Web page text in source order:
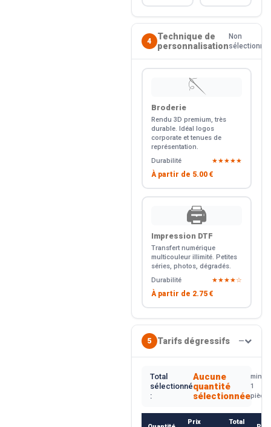
4
Technique de
personnalisation
Non
sélectionné
🪡
Broderie
Rendu 3D premium, très
durable. Idéal logos
corporate et tenues de
représentation.
Durabilité
★★★★★
À partir de 5.00 €
🖨️
Impression DTF
Transfert numérique
multicouleur illimité. Petites
séries, photos, dégradés.
Durabilité
★★★★☆
À partir de 2.75 €
5 Tarifs dégressifs —
Total
sélectionné
:
Aucune
quantité
sélectionnée
min.
1
pièce
Prix Total